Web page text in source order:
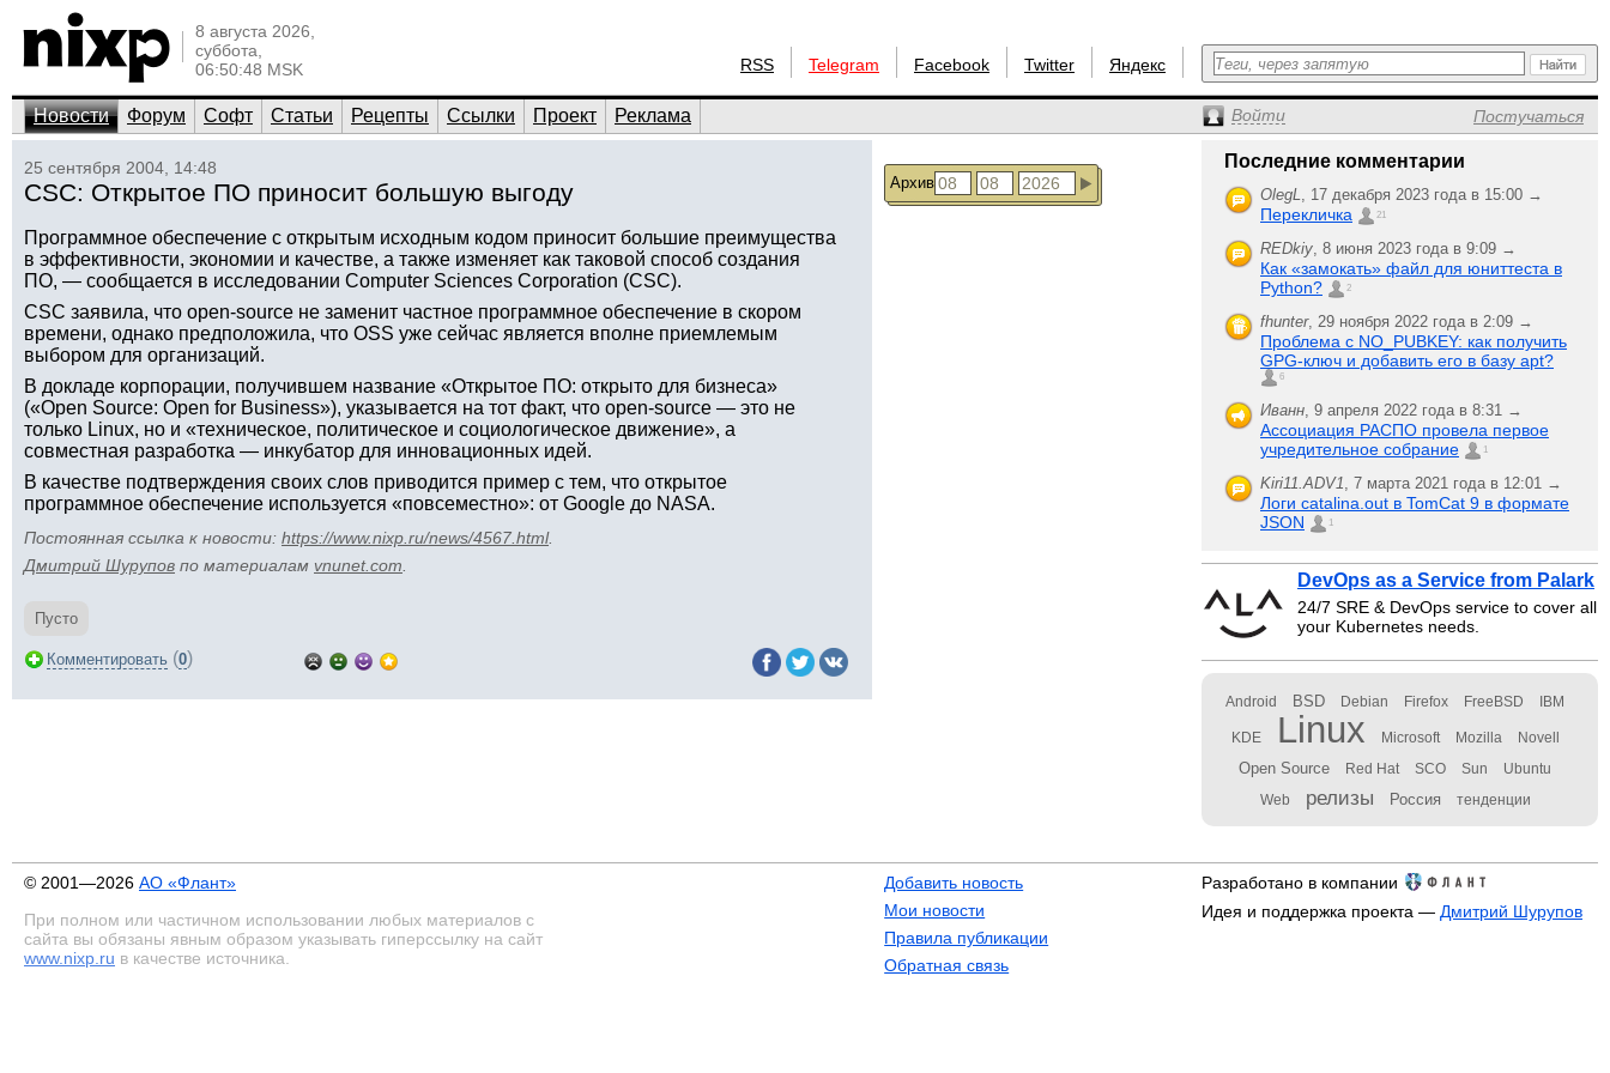
8 августа 2026,
суббота,
06:50:48 MSK
RSS Telegram Facebook Twitter Яндекс
Новости Форум Софт Статьи Рецепты Ссылки Проект Реклама Войти Постучаться
25 сентября 2004, 14:48
CSC: Открытое ПО приносит большую выгоду
Программное обеспечение с открытым исходным кодом приносит большие преимущества
в эффективности, экономии и качестве, а также изменяет как таковой способ создания
ПО, — сообщается в исследовании Computer Sciences Corporation (CSC).
CSC заявила, что open-source не заменит частное программное обеспечение в скором
времени, однако предположила, что OSS уже сейчас является вполне приемлемым
выбором для организаций.
В докладе корпорации, получившем название «Открытое ПО: открыто для бизнеса»
(«Open Source: Open for Business»), указывается на тот факт, что open-source — это не
только Linux, но и «техническое, политическое и социологическое движение», а
совместная разработка — инкубатор для инновационных идей.
В качестве подтверждения своих слов приводится пример с тем, что открытое
программное обеспечение используется «повсеместно»: от Google до NASA.
Постоянная ссылка к новости: https://www.nixp.ru/news/4567.html.
Дмитрий Шурупов по материалам vnunet.com
Пусто
Комментировать (0)
Архив
Последние комментарии
OlegL, 17 декабря 2023 года в 15:00 →
Перекличка 21
REDkiy, 8 июня 2023 года в 9:09 →
Как «замокать» файл для юниттеста в
Python?
2
fhunter, 29 ноября 2022 года в 2:09 →
Проблема с NO_PUBKEY: как получить
GPG-ключ и добавить его в базу apt?
6
Иванн, 9 апреля 2022 года в 8:31 →
Ассоциация РАСПО провела первое
учредительное собрание
1
Kiri11.ADV1, 7 марта 2021 года в 12:01 →
Логи catalina.out в TomCat 9 в формате
JSON
1
DevOps as a Service from Palark
24/7 SRE & DevOps service to cover all
your Kubernetes needs.
Android BSD Debian Firefox FreeBSD IBM
KDE Linux Microsoft Mozilla Novell
Open Source Red Hat SCO Sun Ubuntu
Web релизы Россия тенденции
© 2001—2026 АО «Флант»
При полном или частичном использовании любых материалов с
сайта вы обязаны явным образом указывать гиперссылку на сайт
www.nixp.ru в качестве источника.
Добавить новость
Мои новости
Правила публикации
Обратная связь
Разработано в компании
Идея и поддержка проекта — Дмитрий Шурупов